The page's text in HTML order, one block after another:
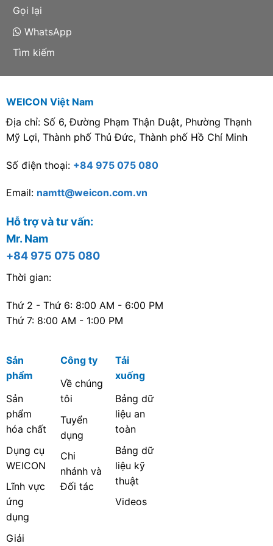
trượt, trục vít, trục lăn
răng, và tất cả các tốc
độ trượt cho phép sử
dụng mỡ bôi trơn. Phù
hợp cho bảo trì và sản
Gọi lại
WhatsApp
Tìm kiếm
WEICON Việt Nam
Địa chỉ: Số 6, Đường Phạm Thận Duật, Phường Thạnh
Mỹ Lợi, Thành phố Thủ Đức, Thành phố Hồ Chí Minh
Số điện thoại: +84 975 075 080
Email: namtt@weicon.com.vn
Hỗ trợ và tư vấn:
Mr. Nam
+84 975 075 080
Thời gian:
Thứ 2 - Thứ 6: 8:00 AM - 6:00 PM
Thứ 7: 8:00 AM - 1:00 PM
Sản
phẩm
Sản
phẩm
hóa chất
Dụng cụ
WEICON
Lĩnh vực
ứng
dụng
Giải
Công ty
Về chúng
tôi
Tuyển
dụng
Chi
nhánh và
Đối tác
Tải
xuống
Bảng dữ
liệu an
toàn
Bảng dữ
liệu kỹ
thuật
Videos